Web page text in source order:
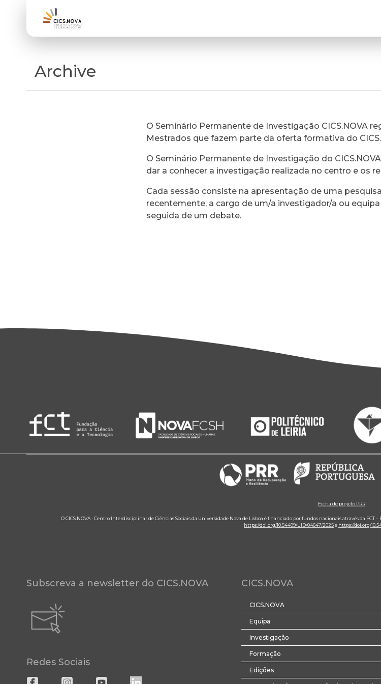
Archive
O Seminário Permanente de Investigação CICS.NOVA
Mestrados que fazem parte da oferta formativa do
O Seminário Permanente de Investigação do
dar a conhecer a investigação realizada no centro e os
Cada sessão consiste na apresentação de uma
recentemente, a cargo de um/a investigador/a ou
seguida de um debate.
Ficha de projeto PRR
O CICS.NOVA - Centro Interdisciplinar de Ciências Sociais da Universidade Nova de Lisboa é financiado por fundos nacionais através da FCT
https://doi.org/10.54499/UID/04647/2025e https://doi.org/
Subscreva a newsletter do CICS.NOVA
Redes Sociais
CICS.NOVA
CICS.NOVA
Equipa
Investigação
Formação
Edições